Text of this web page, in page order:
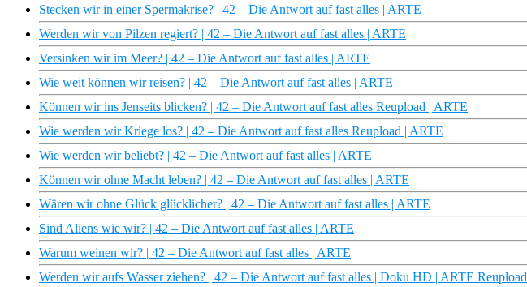
Stecken wir in einer Spermakrise? | 42 – Die Antwort auf fast alles | ARTE
Werden wir von Pilzen regiert? | 42 – Die Antwort auf fast alles | ARTE
Versinken wir im Meer? | 42 – Die Antwort auf fast alles | ARTE
Wie weit können wir reisen? | 42 – Die Antwort auf fast alles | ARTE
Können wir ins Jenseits blicken? | 42 – Die Antwort auf fast alles Reupload | ARTE
Wie werden wir Kriege los? | 42 – Die Antwort auf fast alles Reupload | ARTE
Wie werden wir beliebt? | 42 – Die Antwort auf fast alles | ARTE
Können wir ohne Macht leben? | 42 – Die Antwort auf fast alles | ARTE
Wären wir ohne Glück glücklicher? | 42 – Die Antwort auf fast alles | ARTE
Sind Aliens wie wir? | 42 – Die Antwort auf fast alles | ARTE
Warum weinen wir? | 42 – Die Antwort auf fast alles | ARTE
Werden wir aufs Wasser ziehen? | 42 – Die Antwort auf fast alles | Doku HD | ARTE Reupload